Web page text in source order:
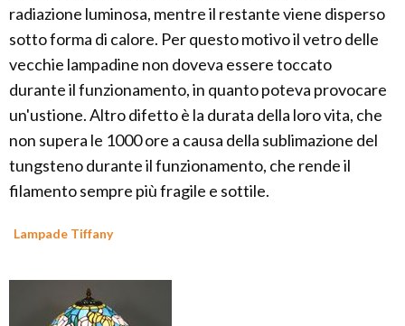
radiazione luminosa, mentre il restante viene disperso
sotto forma di calore. Per questo motivo il vetro delle
vecchie lampadine non doveva essere toccato
durante il funzionamento, in quanto poteva provocare
un'ustione. Altro difetto è la durata della loro vita, che
non supera le 1000 ore a causa della sublimazione del
tungsteno durante il funzionamento, che rende il
filamento sempre più fragile e sottile.
Lampade Tiffany